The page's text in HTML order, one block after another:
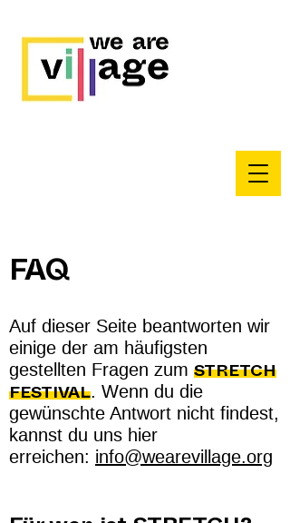
FAQ
Auf dieser Seite beantworten wir
einige der am häufigsten
gestellten Fragen zum
STRETCH
FESTIVAL. Wenn du die
gewünschte Antwort nicht findest,
kannst du uns hier
erreichen: info@wearevillage.org